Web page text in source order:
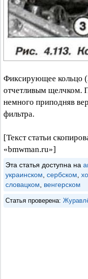
Фиксирующее кольцо
отчетливым щелчком.
немного приподняв
фильтра.
[Текст статьи
«bmwman.ru»]
Эта статья доступна на
украинском сербском
словацком
венгерском
Статья проверена: